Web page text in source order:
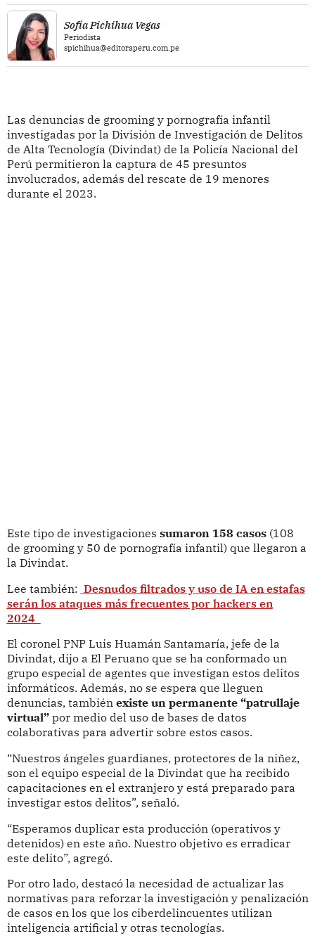
Sofía Pichihua Vegas
Periodista
spichihua@editoraperu.com.pe
Las denuncias de grooming y pornografía infantil
investigadas por la División de Investigación de Delitos
de Alta Tecnología (Divindat) de la Policía Nacional del
Perú permitieron la captura de 45 presuntos
involucrados, además del rescate de 19 menores
durante el 2023.
Este tipo de investigaciones sumaron 158 casos (108
de grooming y 50 de pornografía infantil) que llegaron a
la Divindat.
Lee también: Desnudos filtrados y uso de IA en estafas
serán los ataques más frecuentes por hackers en
2024
El coronel PNP Luis Huamán Santamaría, jefe de la
Divindat, dijo a El Peruano que se ha conformado un
grupo especial de agentes que investigan estos delitos
informáticos. Además, no se espera que lleguen
denuncias, tambiénexiste un permanente “patrullaje
virtual” por medio del uso de bases de datos
colaborativas para advertir sobre estos casos.
“Nuestros ángeles guardianes, protectores de la niñez,
son el equipo especial de la Divindat que ha recibido
capacitaciones en el extranjero y está preparado para
investigar estos delitos”, señaló.
“Esperamos duplicar esta producción (operativos y
detenidos) en este año. Nuestro objetivo es erradicar
este delito”, agregó.
Por otro lado, destacó la necesidad de actualizar las
normativas para reforzar la investigación y penalización
de casos en los que los ciberdelincuentes utilizan
inteligencia artificial y otras tecnologías.